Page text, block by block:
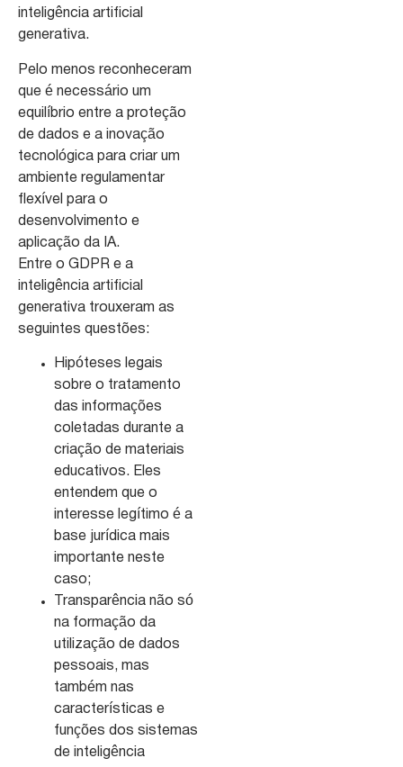
inteligência artificial
generativa.
Pelo menos reconheceram
que é necessário um
equilíbrio entre a proteção
de dados e a inovação
tecnológica para criar um
ambiente regulamentar
flexível para o
desenvolvimento e
aplicação da IA.
Entre o GDPR e a
inteligência artificial
generativa trouxeram as
seguintes questões:
Hipóteses legais
sobre o tratamento
das informações
coletadas durante a
criação de materiais
educativos. Eles
entendem que o
interesse legítimo é a
base jurídica mais
importante neste
caso;
Transparência não só
na formação da
utilização de dados
pessoais, mas
também nas
características e
funções dos sistemas
de inteligência